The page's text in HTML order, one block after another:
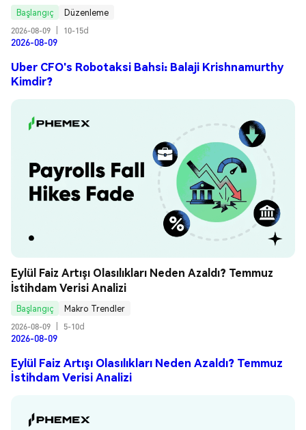
Başlangıç
Düzenleme
2026-08-09
10-15d
2026-08-09
Uber CFO's Robotaksi Bahsi: Balaji Krishnamurthy
Kimdir?
Eylül Faiz Artışı Olasılıkları Neden Azaldı? Temmuz
İstihdam Verisi Analizi
Başlangıç
Makro Trendler
2026-08-09
5-10d
2026-08-09
Eylül Faiz Artışı Olasılıkları Neden Azaldı? Temmuz
İstihdam Verisi Analizi